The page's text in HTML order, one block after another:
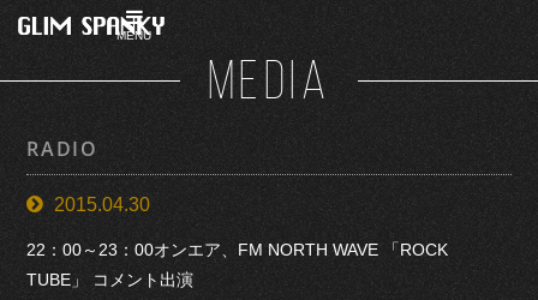
MENU
MEDIA
RADIO
2015.04.30
22：00～23：00オンエア、FM NORTH WAVE 「ROCK
TUBE」 コメント出演